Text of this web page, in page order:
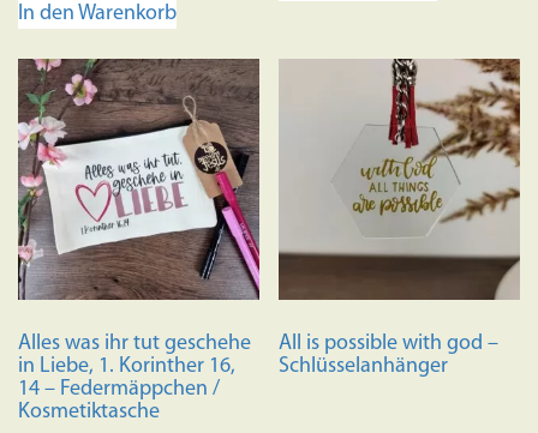
In den Warenkorb
Alles was ihr tut geschehe
in Liebe, 1. Korinther 16,
14 – Federmäppchen /
Kosmetiktasche
All is possible with god –
Schlüsselanhänger